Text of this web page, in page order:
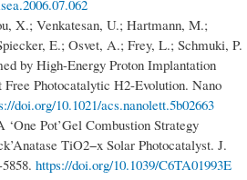
X.; Venkatesan, U.; Hartmann, M.;
E.; Osvet, A.; Frey, L.; Schmuki, P.
by High-Energy Proton Implantation
Photocatalytic H2-Evolution. Nano
doi.org/10.1021/acs.nanolett.5b02663
Pot’Gel Combustion Strategy
TiO2−x Solar Photocatalyst. J.
https://doi.org/10.1039/C6TA01993E